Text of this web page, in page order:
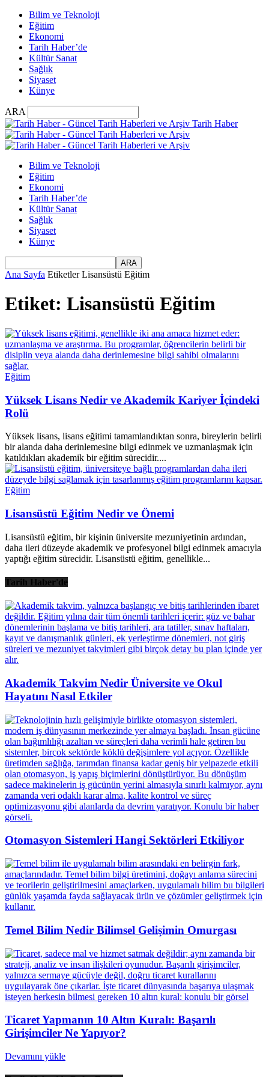
Bilim ve Teknoloji
Eğitim
Ekonomi
Tarih Haber’de
Kültür Sanat
Sağlık
Siyaset
Künye
ARA
Tarih Haber
Bilim ve Teknoloji
Eğitim
Ekonomi
Tarih Haber’de
Kültür Sanat
Sağlık
Siyaset
Künye
Ana Sayfa Etiketler Lisansüstü Eğitim
Etiket: Lisansüstü Eğitim
Eğitim
Yüksek Lisans Nedir ve Akademik Kariyer İçindeki
Rolü
Yüksek lisans, lisans eğitimi tamamlandıktan sonra, bireylerin belirli
bir alanda daha derinlemesine bilgi edinmek ve uzmanlaşmak için
katıldıkları akademik bir eğitim sürecidir....
Eğitim
Lisansüstü Eğitim Nedir ve Önemi
Lisansüstü eğitim, bir kişinin üniversite mezuniyetinin ardından,
daha ileri düzeyde akademik ve profesyonel bilgi edinmek amacıyla
yaptığı eğitim sürecidir. Lisansüstü eğitim, genellikle...
Tarih Haber'de
Akademik Takvim Nedir Üniversite ve Okul
Hayatını Nasıl Etkiler
Otomasyon Sistemleri Hangi Sektörleri Etkiliyor
Temel Bilim Nedir Bilimsel Gelişimin Omurgası
Ticaret Yapmanın 10 Altın Kuralı: Başarılı
Girişimciler Ne Yapıyor?
Devamını yükle